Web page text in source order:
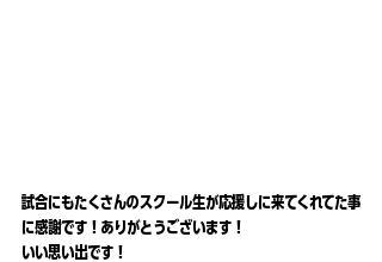
試合にもたくさんのスクール生が応援しに来てくれてた事
に感謝です！ありがとうございます！
いい思い出です！